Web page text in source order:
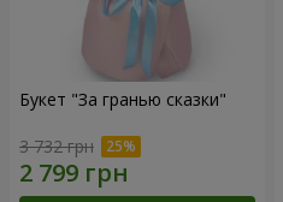
Букет "За гранью сказки"
3 732 грн